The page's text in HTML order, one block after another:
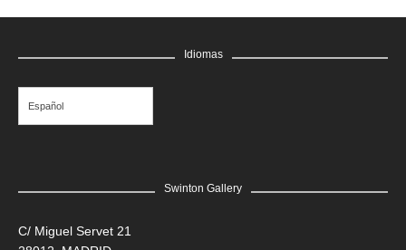
GRATIS
LEER MÁS
Edgar Flores “SANER” | El rostro de todas las vidas
Idiomas
Español
Swinton Gallery
C/ Miguel Servet 21